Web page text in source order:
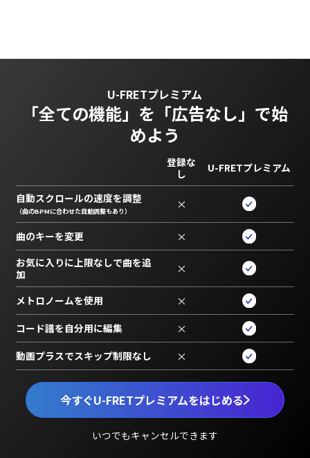
U-FRETプレミアム
「全ての機能」を 「広告なし」で始
めよう
今すぐU-FRETプレミアムをはじめる
いつでもキャンセルできます
登録な
し
U-FRETプレミアム
自動スクロールの速度を調整
（曲のBPMに合わせた自動調整もあり） ×
曲のキーを変更 ×
お気に入りに上限なしで曲を追
加
×
メトロノームを使用 ×
コード譜を自分用に編集 ×
動画プラスでスキップ制限なし ×